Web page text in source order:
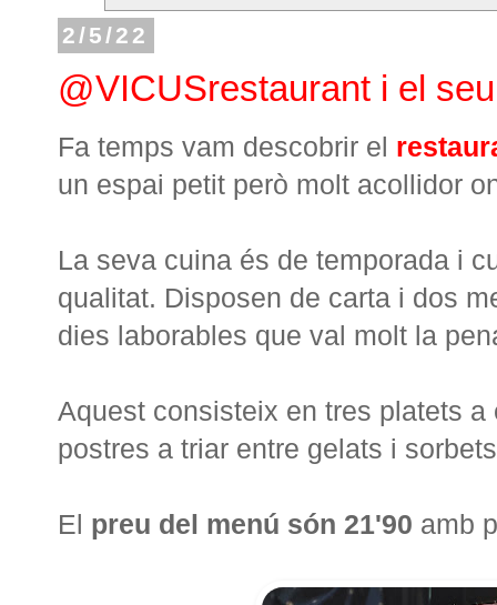
2/5/22
@VICUSrestaurant i el
Fa temps vam descobrir el
un espai petit però molt acollidor
La seva cuina és de temporada i
qualitat. Disposen de carta i dos
dies laborables que val molt la
Aquest consisteix en tres platets
postres a triar entre gelats i
El preu del menú són 21'90 amb